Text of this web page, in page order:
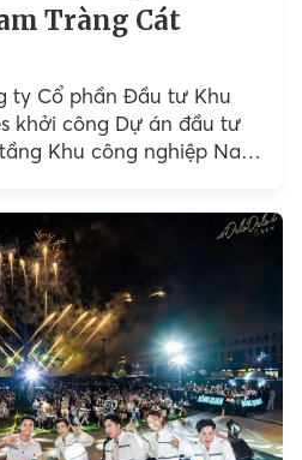
Tràng Cát
ty Cổ phần Đầu tư Khu
khởi công Dự án đầu tư
Khu công nghiệp Nam